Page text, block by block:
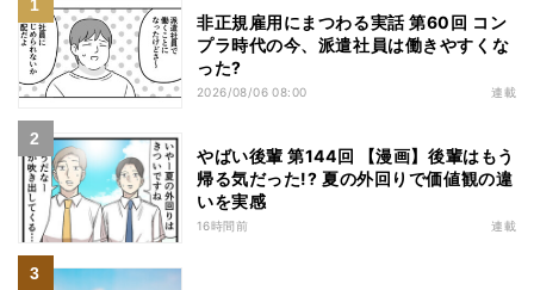
非正規雇用にまつわる実話 第60回 コン
プラ時代の今、派遣社員は働きやすくな
った?
2026/08/06 08:00 連載
やばい後輩 第144回 【漫画】後輩はもう
帰る気だった!? 夏の外回りで価値観の違
いを実感
16時間前 連載